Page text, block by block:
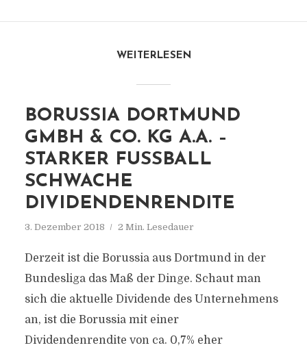
WEITERLESEN
BORUSSIA DORTMUND
GMBH & CO. KG A.A. –
STARKER FUSSBALL
SCHWACHE
DIVIDENDENRENDITE
3. Dezember 2018 2 Min. Lesedauer
Derzeit ist die Borussia aus Dortmund in der
Bundesliga das Maß der Dinge. Schaut man
sich die aktuelle Dividende des Unternehmens
an, ist die Borussia mit einer
Dividendenrendite von ca. 0,7% eher